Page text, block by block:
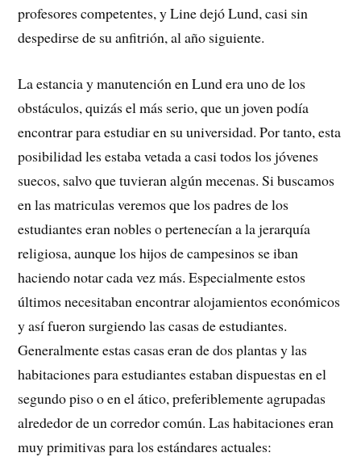
profesores competentes, y Line dejó Lund, casi sin
despedirse de su anfitrión, al año siguiente.
La estancia y manutención en Lund era uno de los
obstáculos, quizás el más serio, que un joven podía
encontrar para estudiar en su universidad. Por tanto, esta
posibilidad les estaba vetada a casi todos los jóvenes
suecos, salvo que tuvieran algún mecenas. Si buscamos
en las matriculas veremos que los padres de los
estudiantes eran nobles o pertenecían a la jerarquía
religiosa, aunque los hijos de campesinos se iban
haciendo notar cada vez más. Especialmente estos
últimos necesitaban encontrar alojamientos económicos
y así fueron surgiendo las casas de estudiantes.
Generalmente estas casas eran de dos plantas y las
habitaciones para estudiantes estaban dispuestas en el
segundo piso o en el ático, preferiblemente agrupadas
alrededor de un corredor común. Las habitaciones eran
muy primitivas para los estándares actuales: